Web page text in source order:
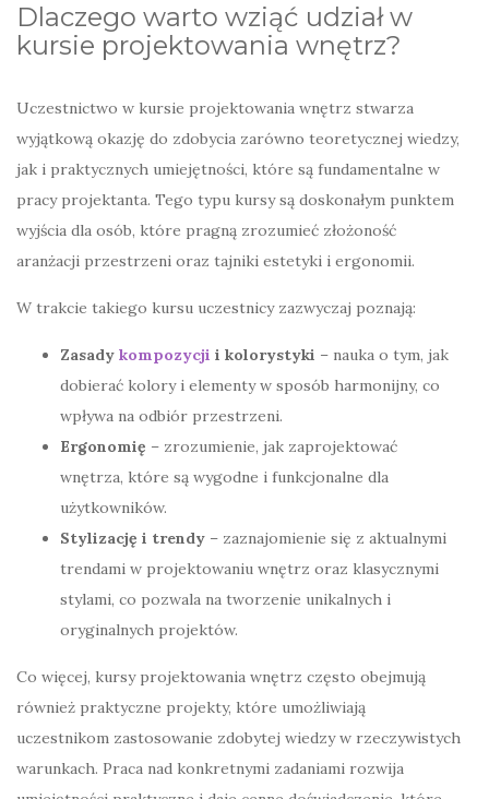
Dlaczego warto wziąć udział w
kursie projektowania wnętrz?
Uczestnictwo w kursie projektowania wnętrz stwarza
wyjątkową okazję do zdobycia zarówno teoretycznej wiedzy,
jak i praktycznych umiejętności, które są fundamentalne w
pracy projektanta. Tego typu kursy są doskonałym punktem
wyjścia dla osób, które pragną zrozumieć złożoność
aranżacji przestrzeni oraz tajniki estetyki i ergonomii.
W trakcie takiego kursu uczestnicy zazwyczaj poznają:
Zasady kompozycji i kolorystyki – nauka o tym, jak
dobierać kolory i elementy w sposób harmonijny, co
wpływa na odbiór przestrzeni.
Ergonomię – zrozumienie, jak zaprojektować
wnętrza, które są wygodne i funkcjonalne dla
użytkowników.
Stylizację i trendy – zaznajomienie się z aktualnymi
trendami w projektowaniu wnętrz oraz klasycznymi
stylami, co pozwala na tworzenie unikalnych i
oryginalnych projektów.
Co więcej, kursy projektowania wnętrz często obejmują
również praktyczne projekty, które umożliwiają
uczestnikom zastosowanie zdobytej wiedzy w rzeczywistych
warunkach. Praca nad konkretnymi zadaniami rozwija